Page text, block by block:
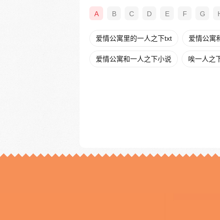
A B C D E F G
爱情公寓里的一人之下txt 爱情公寓
爱情公寓和一人之下小说 唉一人之